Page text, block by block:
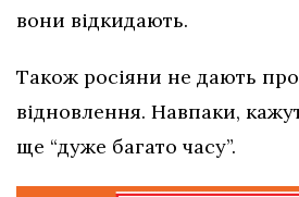
вони відкидають.
Також росіяни не дають
відновлення. Навпаки,
ще “дуже багато часу”.